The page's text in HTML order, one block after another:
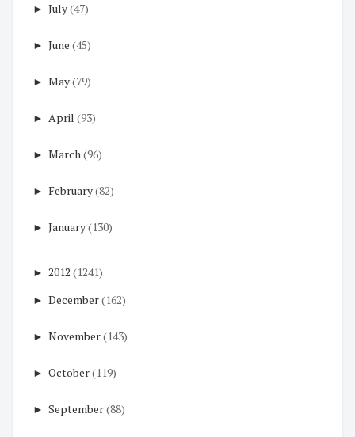
► July(47)
► June (45)
► May(79)
► April (93)
► March(96)
► February(82)
► January(130)
► 2012 (1241)
► December(162)
► November(143)
► October(119)
► September(88)